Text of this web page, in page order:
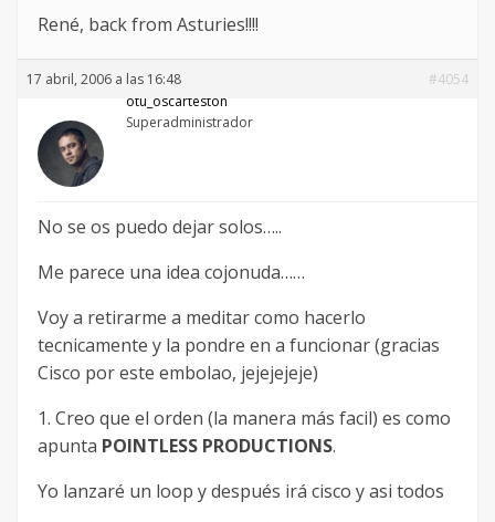
René, back from Asturies!!!!
17 abril, 2006 a las 16:48
#4054
otu_oscarteston
Superadministrador
No se os puedo dejar solos…..
Me parece una idea cojonuda……
Voy a retirarme a meditar como hacerlo
tecnicamente y la pondre en a funcionar (gracias
Cisco por este embolao, jejejejeje)
1. Creo que el orden (la manera más facil) es como
apunta POINTLESS PRODUCTIONS.
Yo lanzaré un loop y después irá cisco y asi todos